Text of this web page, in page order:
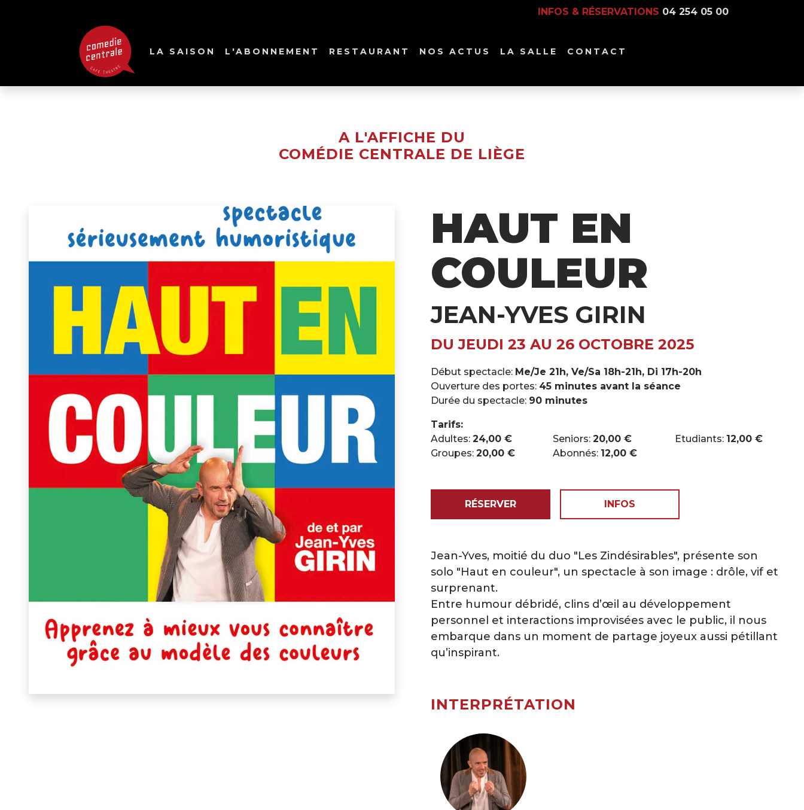
INFOS & RÉSERVATIONS 04 254 05 00
LA SAISON L'ABONNEMENT RESTAURANT NOS ACTUS LA SALLE CONTACT
A L'AFFICHE DU
COMÉDIE CENTRALE DE LIÈGE
HAUT EN
COULEUR
JEAN-YVES GIRIN
DU JEUDI 23 AU 26 OCTOBRE 2025
Début spectacle: Me/Je 21h, Ve/Sa 18h-21h, Di 17h-20h
Ouverture des portes: 45 minutes avant la séance
Durée du spectacle: 90 minutes
Tarifs:
Adultes: 24,00 € Seniors: 20,00 € Etudiants: 12,00 €
Groupes: 20,00 € Abonnés: 12,00 €
RÉSERVER INFOS
Jean-Yves, moitié du duo "Les Zindésirables", présente son
solo "Haut en couleur", un spectacle à son image : drôle, vif et
surprenant.
Entre humour débridé, clins d’œil au développement
personnel et interactions improvisées avec le public, il nous
embarque dans un moment de partage joyeux aussi pétillant
qu’inspirant.
INTERPRÉTATION